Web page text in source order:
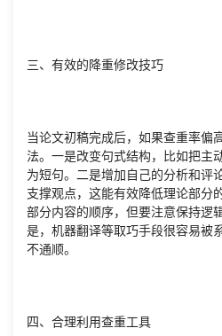
三、有效的降重修改技巧
当论文初稿完成后，如果查重率偏
法。一是改变句式结构，比如把主
为短句。二是增加自己的分析和评
支撑观点，这能有效降低理论部分
部分内容的顺序，但要注意保持逻
是，机器翻译等取巧手段很容易被
不通顺。
四、合理利用查重工具